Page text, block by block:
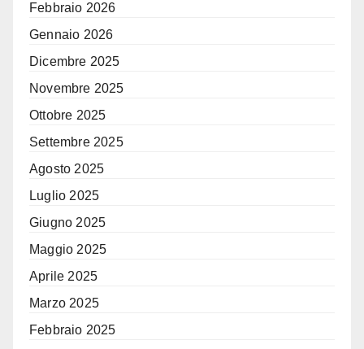
Febbraio 2026
Gennaio 2026
Dicembre 2025
Novembre 2025
Ottobre 2025
Settembre 2025
Agosto 2025
Luglio 2025
Giugno 2025
Maggio 2025
Aprile 2025
Marzo 2025
Febbraio 2025